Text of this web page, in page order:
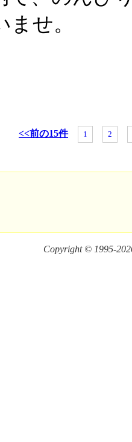
せ。
<<前の15件 1 2
Copyright © 1995-